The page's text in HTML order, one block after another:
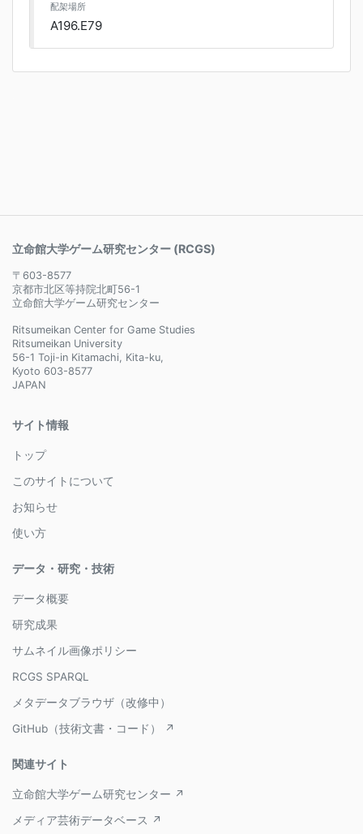
配架場所
A196.E79
立命館大学ゲーム研究センター (RCGS)
〒603-8577
京都市北区等持院北町56-1
立命館大学ゲーム研究センター
Ritsumeikan Center for Game Studies
Ritsumeikan University
56-1 Toji-in Kitamachi, Kita-ku,
Kyoto 603-8577
JAPAN
サイト情報
トップ
このサイトについて
お知らせ
使い方
データ・研究・技術
データ概要
研究成果
サムネイル画像ポリシー
RCGS SPARQL
メタデータブラウザ（改修中）
GitHub（技術文書・コード） ↗
関連サイト
立命館大学ゲーム研究センター ↗
メディア芸術データベース ↗